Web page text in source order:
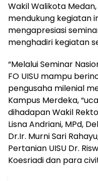
Wakil Walikota Medan,
mendukung kegiatan
mengapresiasi
menghadiri kegiatan
“Melalui Seminar
FO UISU mampu
pengusaha milenial
Kampus Merdeka,
dihadapan Wakil
Lisna Andriani, MPd,
Dr.Ir. Murni Sari
Pertanian UISU Dr.
Koesriadi dan para